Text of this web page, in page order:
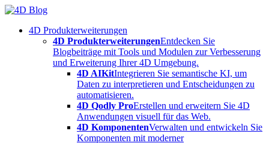
Skip
content4D Produkterweiterungen
4D ProdukterweiterungenEntdecken Sie
Blogbeiträge mit Tools und Modulen zur Verbesserung
und Erweiterung Ihrer 4D Umgebung.
4D AIKitIntegrieren Sie semantische KI, um
Daten zu interpretieren und Entscheidungen zu
automatisieren.
4D Qodly ProErstellen und erweitern Sie 4D
Anwendungen visuell für das Web.
4D KomponentenVerwalten und entwickeln Sie
Komponenten mit moderner